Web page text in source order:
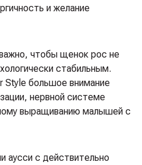
и желание
чтобы щенок рос не
стабильным.
Style большое внимание
нервной системе
выращиванию малышей с
аусси с действительно